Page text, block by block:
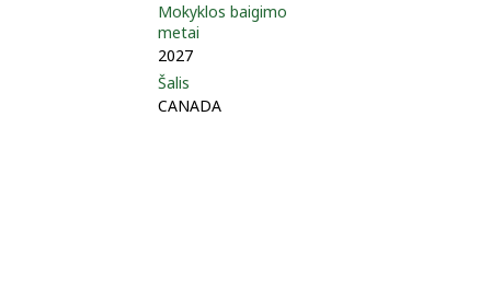
Mokyklos baigimo
metai
2027
Šalis
CANADA